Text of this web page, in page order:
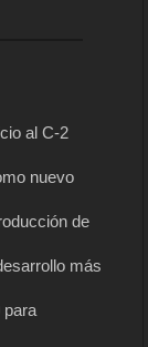
al C-2
nuevo
de
más
para